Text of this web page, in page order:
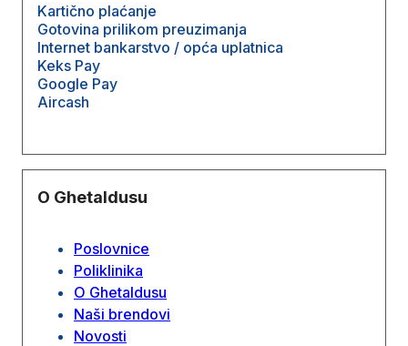
Kartično plaćanje
Gotovina prilikom preuzimanja
Internet bankarstvo / opća uplatnica
Keks Pay
Google Pay
Aircash
O Ghetaldusu
Poslovnice
Poliklinika
O Ghetaldusu
Naši brendovi
Novosti